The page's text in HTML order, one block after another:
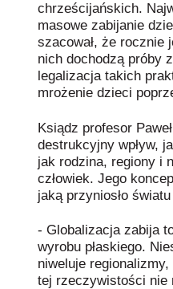
chrześcijańskich.
masowe zabijanie
szacował, że rocznie
nich dochodzą próby
legalizacja takich
mrożenie dzieci
Ksiądz profesor
destrukcyjny wpływ,
jak rodzina, regiony i
człowiek. Jego
jaką przyniosło
- Globalizacja zabija
wyrobu płaskiego.
niweluje
tej rzeczywistości nie